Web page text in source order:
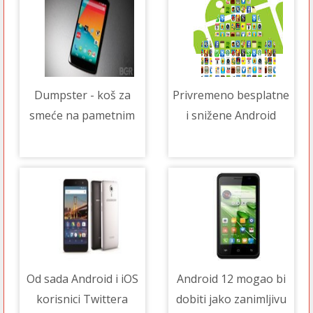
Dumpster - koš za
smeće na pametnim
Privremeno besplatne
i snižene Android
Od sada Android i iOS
korisnici Twittera
Android 12 mogao bi
dobiti jako zanimljivu